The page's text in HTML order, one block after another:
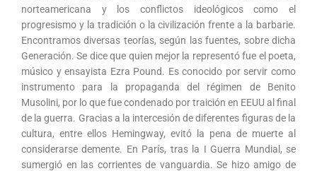
norteamericana y los conflictos ideológicos como el
progresismo y la tradición o la civilización frente a la barbarie.
Encontramos diversas teorías, según las fuentes, sobre dicha
Generación. Se dice que quien mejor la representó fue el poeta,
músico y ensayista Ezra Pound. Es conocido por servir como
instrumento para la propaganda del régimen de Benito
Musolini, por lo que fue condenado por traición en EEUU al final
de la guerra. Gracias a la intercesión de diferentes figuras de la
cultura, entre ellos Hemingway, evitó la pena de muerte al
considerarse demente. En París, tras la I Guerra Mundial, se
sumergió en las corrientes de vanguardia. Se hizo amigo de